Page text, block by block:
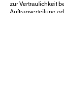
zur Vertraulichkeit
Auftragserteilung